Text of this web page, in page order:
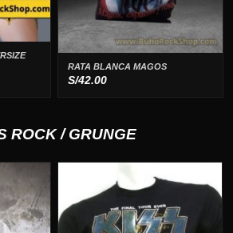
RATA BLANCA MAGOS
S/42.00
ROCK / GRUNGE